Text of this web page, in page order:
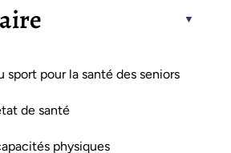
sport pour la santé des seniors
de santé
physiques